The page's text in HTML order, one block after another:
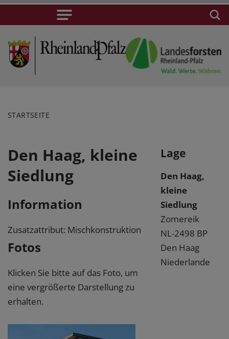
STARTSEITE
Den Haag, kleine
Siedlung
Information
Zusatzattribut: Mischkonstruktion
Fotos
Klicken Sie bitte auf das Foto, um
eine vergrößerte Darstellung zu
erhalten.
Lage
Den Haag,
kleine
Siedlung
Zomereik
NL-2498 BP
Den Haag
Niederlande